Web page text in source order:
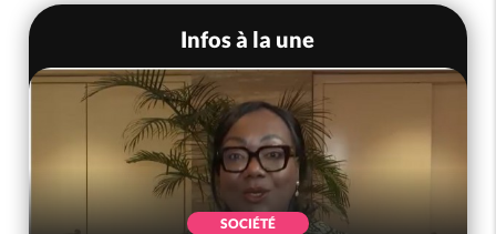
Infos à la une
SOCIÉTÉ